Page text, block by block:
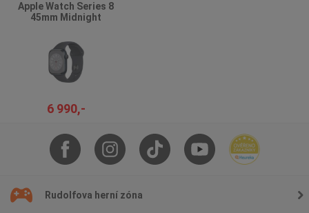
Apple Watch Series 8
45mm Midnight
6 990,-
Rudolfova herní zóna